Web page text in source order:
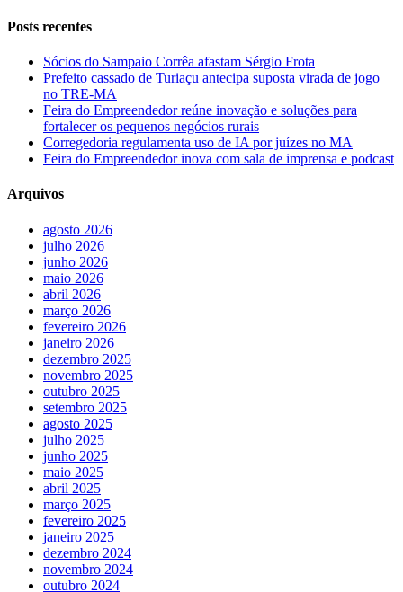
Posts recentes
Sócios do Sampaio Corrêa afastam Sérgio Frota
Prefeito cassado de Turiaçu antecipa suposta virada de jogo
no TRE-MA
Feira do Empreendedor reúne inovação e soluções para
fortalecer os pequenos negócios rurais
Corregedoria regulamenta uso de IA por juízes no MA
Feira do Empreendedor inova com sala de imprensa e podcast
Arquivos
agosto 2026
julho 2026
junho 2026
maio 2026
abril 2026
março 2026
fevereiro 2026
janeiro 2026
dezembro 2025
novembro 2025
outubro 2025
setembro 2025
agosto 2025
julho 2025
junho 2025
maio 2025
abril 2025
março 2025
fevereiro 2025
janeiro 2025
dezembro 2024
novembro 2024
outubro 2024